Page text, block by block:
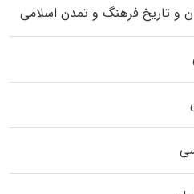
و تاریخ فرهنگ و تمدن اسلامی